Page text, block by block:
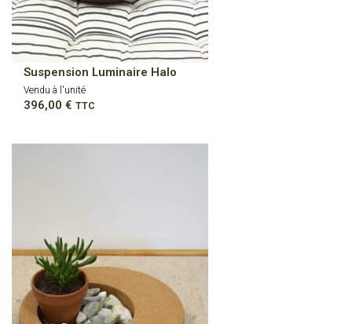
Suspension Luminaire Halo
Vendu à l'unité
396,00 € TTC